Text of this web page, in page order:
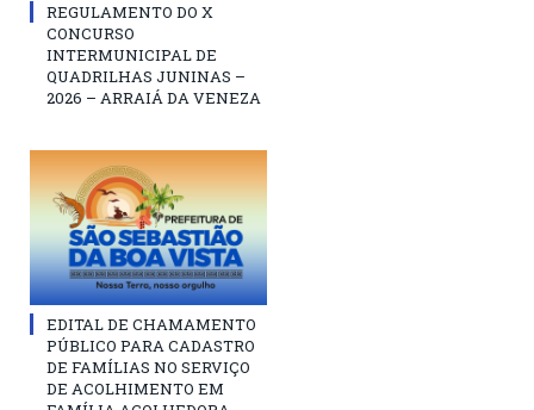
REGULAMENTO DO X
CONCURSO
INTERMUNICIPAL DE
QUADRILHAS JUNINAS –
2026 – ARRAIÁ DA VENEZA
EDITAL DE CHAMAMENTO
PÚBLICO PARA CADASTRO
DE FAMÍLIAS NO SERVIÇO
DE ACOLHIMENTO EM